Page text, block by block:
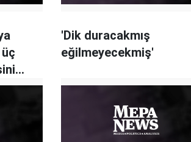
'Dik duracakmış
eğilmeyecekmiş'